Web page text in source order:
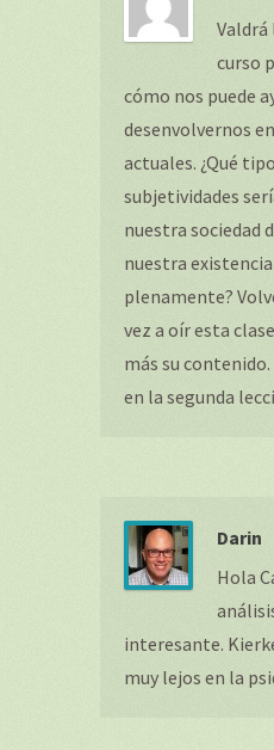
Valdrá
curso
cómo nos puede
desenvolvernos
actuales. ¿Qué
subjetividades
nuestra sociedad
nuestra
plenamente?
vez a oír esta
más su
en la segunda
Darin
Hola
interesante.
muy lejos en la